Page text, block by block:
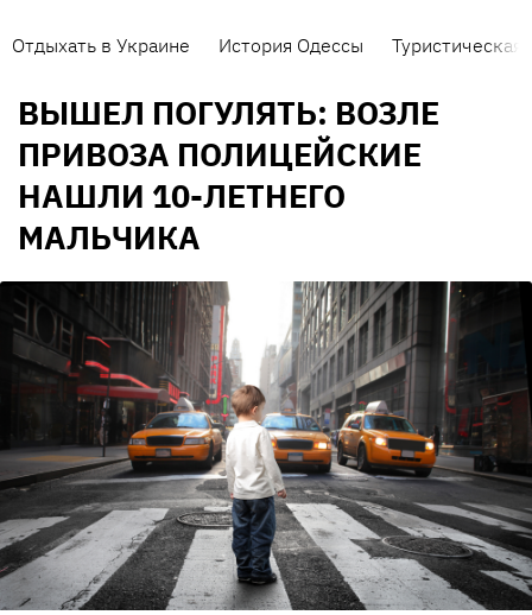
Отдыхать в Украине История Одессы Туристическая
ВЫШЕЛ ПОГУЛЯТЬ: ВОЗЛЕ
ПРИВОЗА ПОЛИЦЕЙСКИЕ
НАШЛИ 10-ЛЕТНЕГО
МАЛЬЧИКА